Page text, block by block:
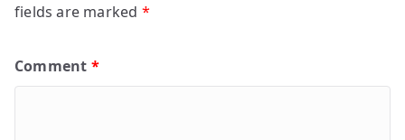
fields are marked *
Comment *